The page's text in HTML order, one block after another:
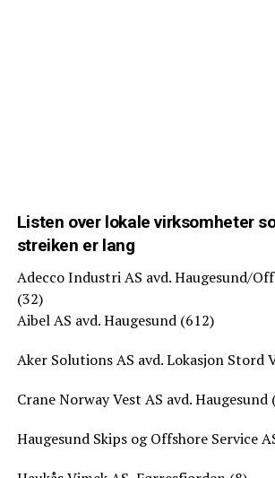
Listen over lokale virksomheter
streiken er lang
Adecco Industri AS avd. Haugesund/
(32)
Aibel AS avd. Haugesund (612)
Aker Solutions AS avd. Lokasjon Stord
Crane Norway Vest AS avd. Haugesund
Haugesund Skips og Offshore Service